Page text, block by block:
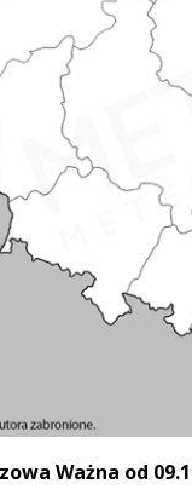
Ważna od